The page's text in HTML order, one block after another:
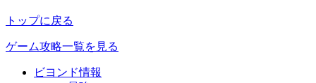
トップに戻る
ゲーム攻略一覧を見る
ビヨンド情報